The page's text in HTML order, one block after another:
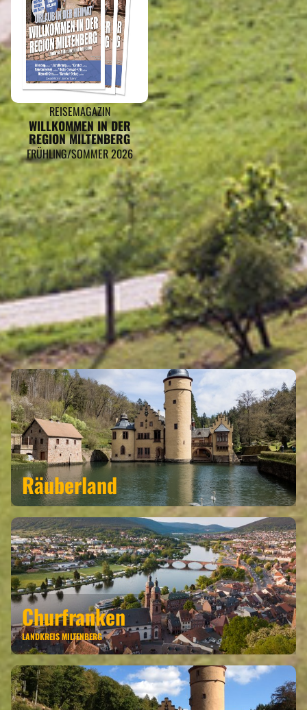
REISEMAGAZIN
WILLKOMMEN IN DER
REGION MILTENBERG
FRÜHLING/SOMMER 2026
ESCHAU GEHÖRT ZU DEN
REGIONEN
Räuberland
Churfranken
LANDKREIS MILTENBERG